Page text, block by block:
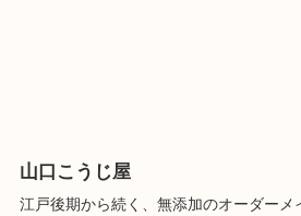
山口こうじ屋
江戸後期から続く、無添加のオーダーメ